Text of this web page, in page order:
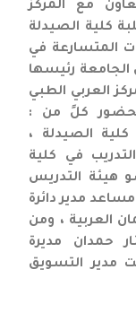
مع المركز
كلية الصيدلة
المتسارعة في
الجامعة رئيسها
العربي الطبي
بحضور كلً من :
كلية الصيدلة ،
في كلية
هيئة التدريس
مدير دائرة
العربية ، ومن
حمدان مديرة
مدير التسويق